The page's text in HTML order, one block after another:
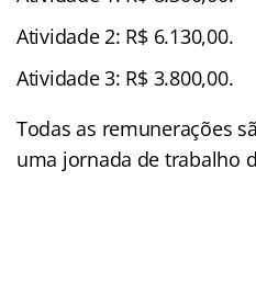
Atividade 2: R$ 6.130,00.
Atividade 3: R$ 3.800,00.
Todas as remunerações
uma jornada de trabalho